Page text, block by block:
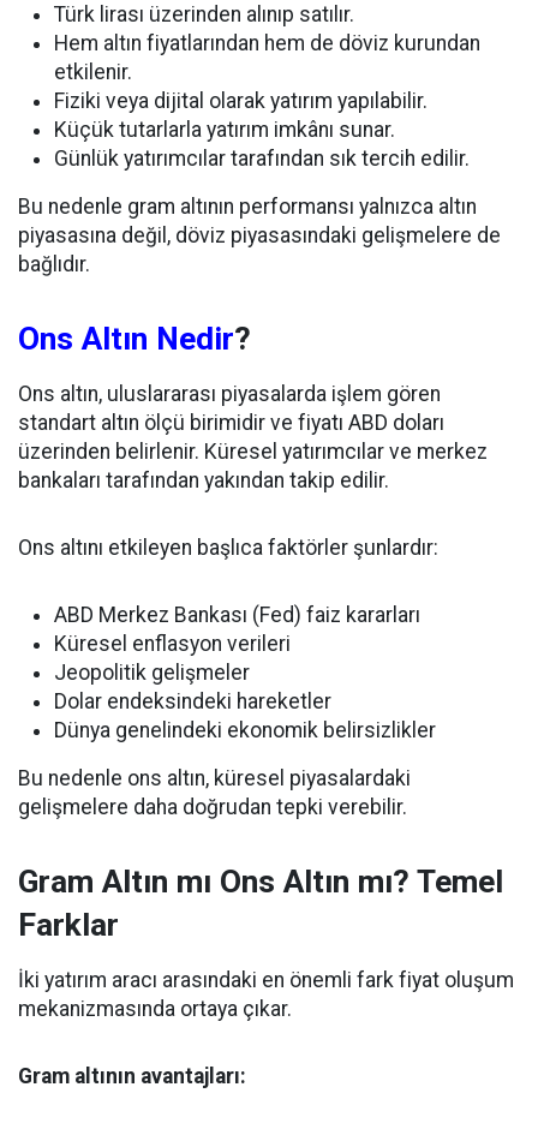
Türk lirası üzerinden alınıp satılır.
Hem altın fiyatlarından hem de döviz kurundan
etkilenir.
Fiziki veya dijital olarak yatırım yapılabilir.
Küçük tutarlarla yatırım imkânı sunar.
Günlük yatırımcılar tarafından sık tercih edilir.
Bu nedenle gram altının performansı yalnızca altın
piyasasına değil, döviz piyasasındaki gelişmelere de
bağlıdır.
Ons Altın Nedir?
Ons altın, uluslararası piyasalarda işlem gören
standart altın ölçü birimidir ve fiyatı ABD doları
üzerinden belirlenir. Küresel yatırımcılar ve merkez
bankaları tarafından yakından takip edilir.
Ons altını etkileyen başlıca faktörler şunlardır:
ABD Merkez Bankası (Fed) faiz kararları
Küresel enflasyon verileri
Jeopolitik gelişmeler
Dolar endeksindeki hareketler
Dünya genelindeki ekonomik belirsizlikler
Bu nedenle ons altın, küresel piyasalardaki
gelişmelere daha doğrudan tepki verebilir.
Gram Altın mı Ons Altın mı? Temel
Farklar
İki yatırım aracı arasındaki en önemli fark fiyat oluşum
mekanizmasında ortaya çıkar.
Gram altının avantajları: